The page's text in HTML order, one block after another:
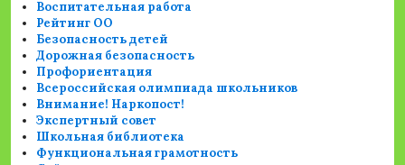
Воспитательная работа
Рейтинг ОО
Безопасность детей
Дорожная безопасность
Профориентация
Всероссийская олимпиада школьников
Внимание! Наркопост!
Экспертный совет
Школьная библиотека
Функциональная грамотность